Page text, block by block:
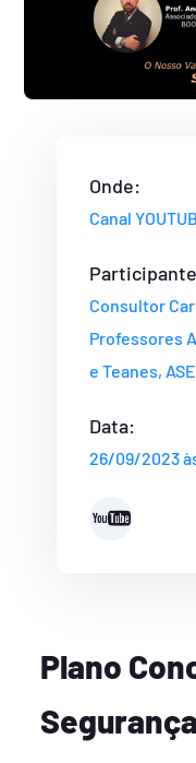
Onde:
Canal
Consultor
Professores
e Teanes,
Data:
26/09/2023
Plano
Segurança